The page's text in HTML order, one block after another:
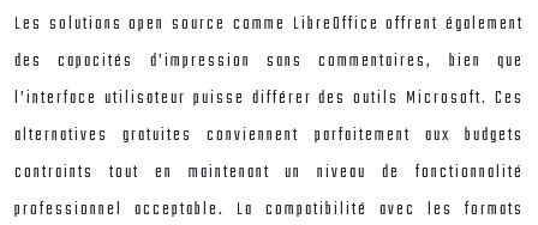
Les solutions open source comme LibreOffice offrent également
des capacités d’impression sans commentaires, bien que
l’interface utilisateur puisse différer des outils Microsoft. Ces
alternatives gratuites conviennent parfaitement aux budgets
contraints tout en maintenant un niveau de fonctionnalité
professionnel acceptable. La compatibilité avec les formats